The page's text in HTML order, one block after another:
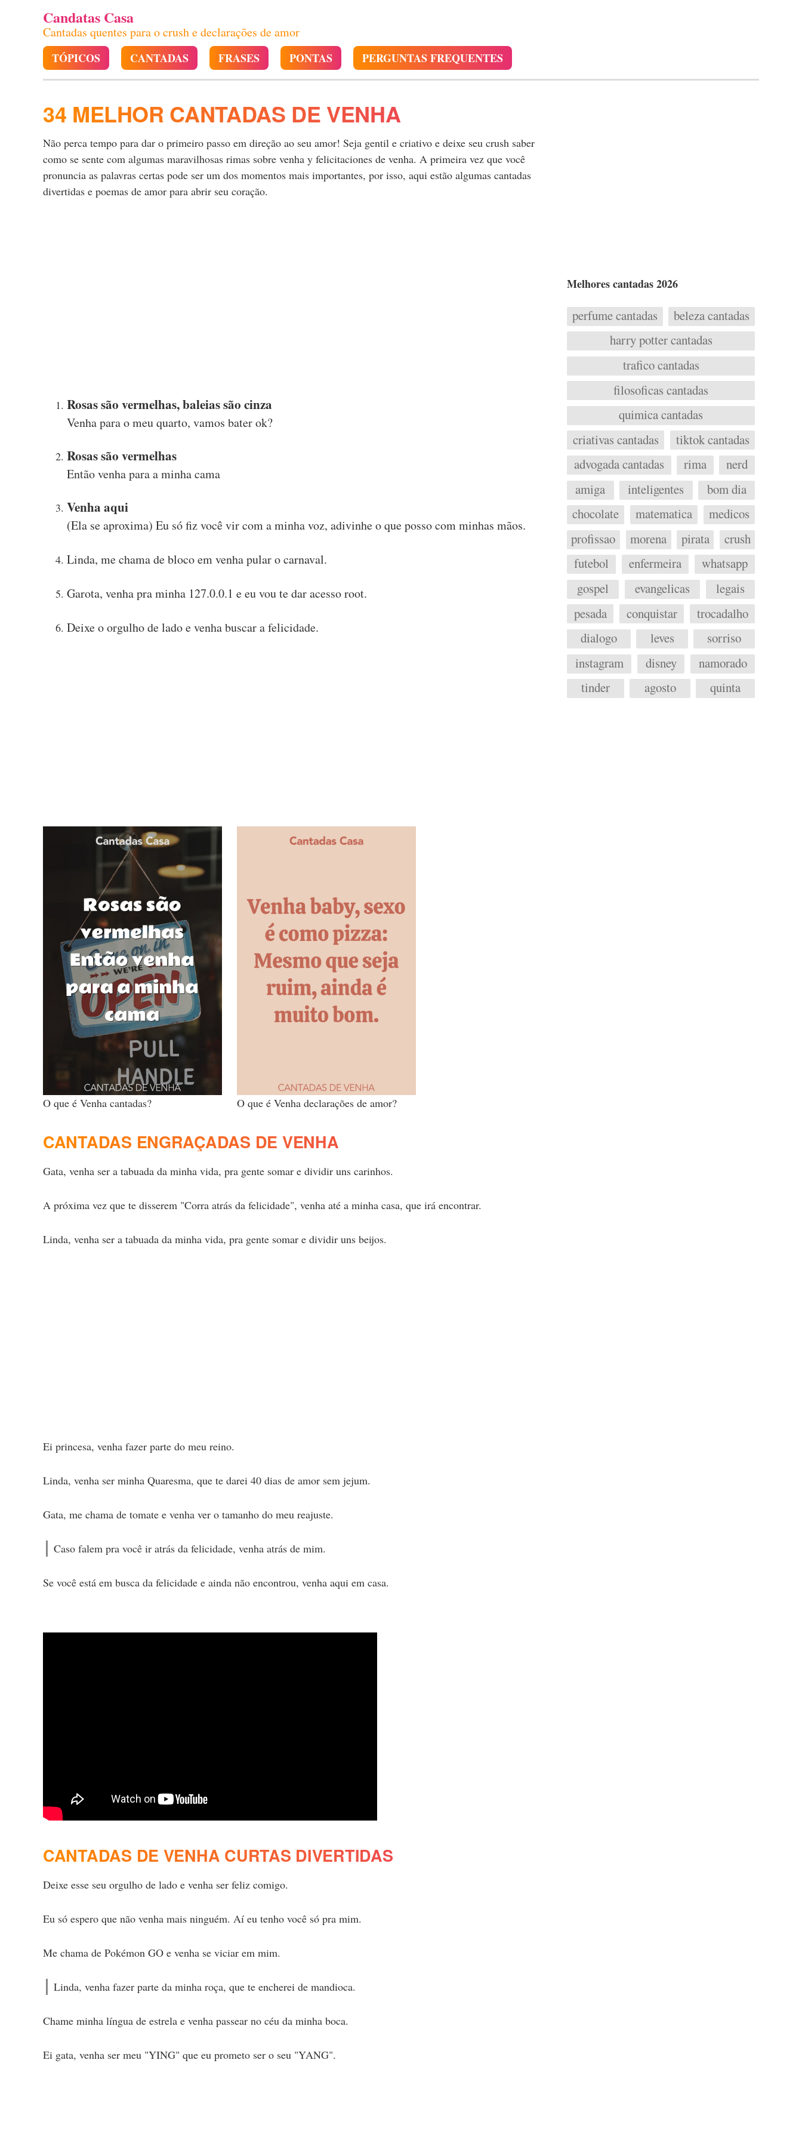
Candatas Casa
Cantadas quentes para o crush e declarações de amor
TÓPICOS CANTADAS FRASES PONTAS PERGUNTAS FREQUENTES
34 MELHOR CANTADAS DE VENHA
Não perca tempo para dar o primeiro passo em direção ao seu amor! Seja gentil e criativo e deixe seu crush saber
como se sente com algumas maravilhosas rimas sobre venha y felicitaciones de venha. A primeira vez que você
pronuncia as palavras certas pode ser um dos momentos mais importantes, por isso, aqui estão algumas cantadas
divertidas e poemas de amor para abrir seu coração.
Rosas são vermelhas, baleias são cinza
Venha para o meu quarto, vamos bater ok?
Rosas são vermelhas
Então venha para a minha cama
Venha aqui
(Ela se aproxima) Eu só fiz você vir com a minha voz, adivinhe o que posso com minhas mãos.
Linda, me chama de bloco em venha pular o carnaval.
Garota, venha pra minha 127.0.0.1 e eu vou te dar acesso root.
Deixe o orgulho de lado e venha buscar a felicidade.
O que é Venha cantadas? O que é Venha declarações de amor?
CANTADAS ENGRAÇADAS DE VENHA
Gata, venha ser a tabuada da minha vida, pra gente somar e dividir uns carinhos.
A próxima vez que te disserem "Corra atrás da felicidade", venha até a minha casa, que irá encontrar.
Linda, venha ser a tabuada da minha vida, pra gente somar e dividir uns beijos.
Ei princesa, venha fazer parte do meu reino.
Linda, venha ser minha Quaresma, que te darei 40 dias de amor sem jejum.
Gata, me chama de tomate e venha ver o tamanho do meu reajuste.
Caso falem pra você ir atrás da felicidade, venha atrás de mim.
Se você está em busca da felicidade e ainda não encontrou, venha aqui em casa.
CANTADAS DE VENHA CURTAS DIVERTIDAS
Deixe esse seu orgulho de lado e venha ser feliz comigo.
Eu só espero que não venha mais ninguém. Aí eu tenho você só pra mim.
Me chama de Pokémon GO e venha se viciar em mim.
Linda, venha fazer parte da minha roça, que te encherei de mandioca.
Chame minha língua de estrela e venha passear no céu da minha boca.
Ei gata, venha ser meu "YING" que eu prometo ser o seu "YANG".
Melhores cantadas 2026
perfume cantadas
beleza cantadas
harry potter cantadas
trafico cantadas
filosoficas cantadas
quimica cantadas
criativas cantadas
tiktok cantadas
advogada cantadas
rima
nerd
amiga
inteligentes
bom dia
chocolate
matematica
medicos
profissao
morena pirata
crush
futebol
enfermeira
whatsapp
gospel
evangelicas
legais
pesada
conquistar
trocadalho
dialogo
leves
sorriso
instagram
disney
namorado
tinder
agosto quinta